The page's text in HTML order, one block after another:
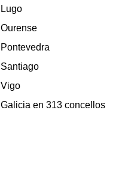
Lugo
Ourense
Pontevedra
Santiago
Vigo
Galicia en 313 concellos